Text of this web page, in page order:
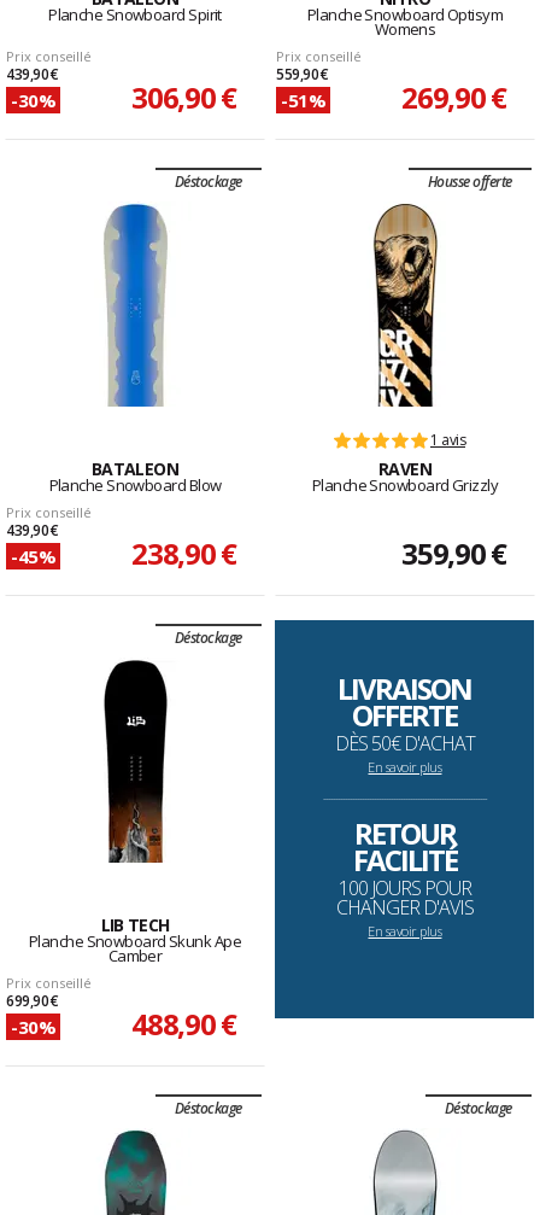
Planche Snowboard Spirit
Prix conseillé
439,90 €
-30% 306,90 €
Planche Snowboard Optisym
Womens
Prix conseillé
559,90 €
-51% 269,90 €
Déstockage
BATALEON
Planche Snowboard Blow
Prix conseillé
439,90 €
-45% 238,90 €
Housse offerte
1 avis
RAVEN
Planche Snowboard Grizzly
359,90 €
Déstockage
LIB TECH
Planche Snowboard Skunk Ape
Camber
Prix conseillé
699,90 €
-30% 488,90 €
LIVRAISON
OFFERTE
DÈS 50€ D'ACHAT
En savoir plus
--------------------------------------------------------------------
RETOUR
FACILITÉ
100 JOURS POUR
CHANGER D'AVIS
En savoir plus
Déstockage Déstockage